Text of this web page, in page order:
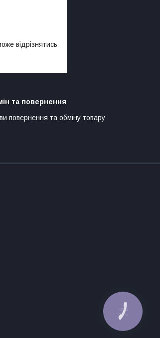
відрізнятись
та повернення
повернення та обміну товару
КНОПКА
ЗВ'ЯЗКУ